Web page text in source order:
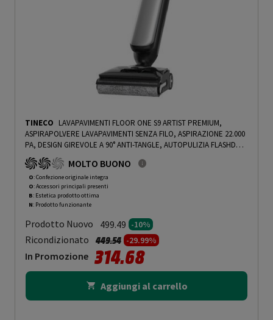
TINECO LAVAPAVIMENTI FLOOR ONE S9 ARTIST PREMIUM,
ASPIRAPOLVERE LAVAPAVIMENTI SENZA FILO, ASPIRAZIONE 22.000
PA, DESIGN GIREVOLE A 90° ANTI-TANGLE, AUTOPULIZIA FLASHDRY
A 85°C E ASCIUGATURA IN 5 MIN A 85°C, 50 MINUTI DI AUTONOMIA,
DISPLAY TOUCHSCREEN - PRMG GRADING OOBN - 10%
GRADING OOBN - 10%
MOLTO BUONO
O: Confezione originale integra
O: Accessori principali presenti
B: Estetica prodotto ottima
N: Prodotto funzionante
Prodotto Nuovo 499.49 -10%
Ricondizionato Prezzo ridotto da
449.54a-29.99%
In Promozione 314.68
Aggiungi al carrello